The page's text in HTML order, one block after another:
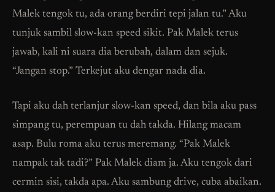
Malek tengok tu, ada orang berdiri tepi jalan tu.” Aku
tunjuk sambil slow-kan speed sikit. Pak Malek terus
jawab, kali ni suara dia berubah, dalam dan sejuk.
“Jangan stop.” Terkejut aku dengar nada dia.
Tapi aku dah terlanjur slow-kan speed, dan bila aku pass
simpang tu, perempuan tu dah takda. Hilang macam
asap. Bulu roma aku terus meremang. “Pak Malek
nampak tak tadi?” Pak Malek diam ja. Aku tengok dari
cermin sisi, takda apa. Aku sambung drive, cuba abaikan.